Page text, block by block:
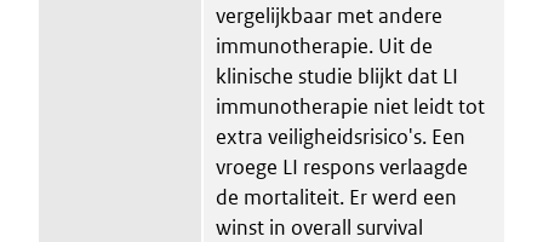
vergelijkbaar met andere
immunotherapie. Uit de
klinische studie blijkt dat LI
immunotherapie niet leidt tot
extra veiligheidsrisico's. Een
vroege LI respons verlaagde
de mortaliteit. Er werd een
winst in overall survival